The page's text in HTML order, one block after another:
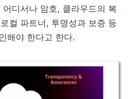
디서나 암호, 클라우드의 복
컬 파트너, 투명성과 보증 등
해야 한다고 한다.